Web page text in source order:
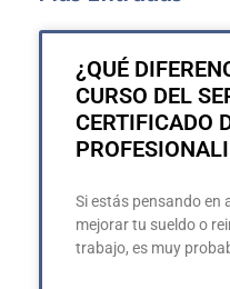
¿QUÉ
CURSO DEL
CERTIFICADO
Si estás pensando en
mejorar tu sueldo o
trabajo, es muy